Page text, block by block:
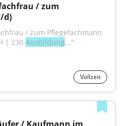
/ zum
d)
/ zum Pflegefachmann
| 230 Ausbildung..."
Vollzeit